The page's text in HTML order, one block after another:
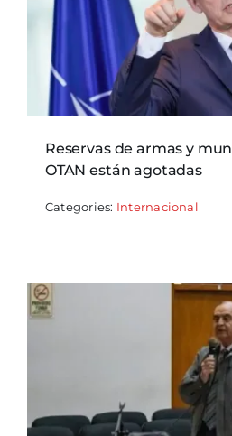
Reservas de armas y
OTAN están agotadas
Categories: Internacional